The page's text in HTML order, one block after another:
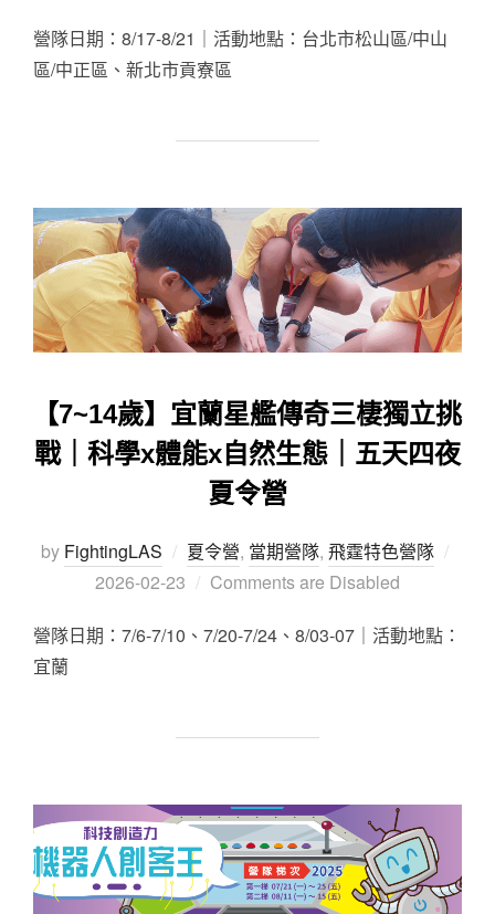
營隊日期：8/17-8/21｜活動地點：台北市松山區/中山
區/中正區、新北市貢寮區
【7~14歲】宜蘭星艦傳奇三棲獨立挑
戰｜科學x體能x自然生態｜五天四夜
夏令營
by FightingLAS 夏令營, 當期營隊, 飛霆特色營隊
2026-02-23
Comments are Disabled
營隊日期：7/6-7/10、7/20-7/24、8/03-07｜活動地點：
宜蘭